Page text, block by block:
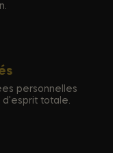
personnelles
d'esprit totale.